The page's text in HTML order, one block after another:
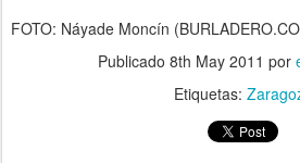
FOTO: Náyade Moncín
Publicado 8th May 2011 por
Etiquetas: